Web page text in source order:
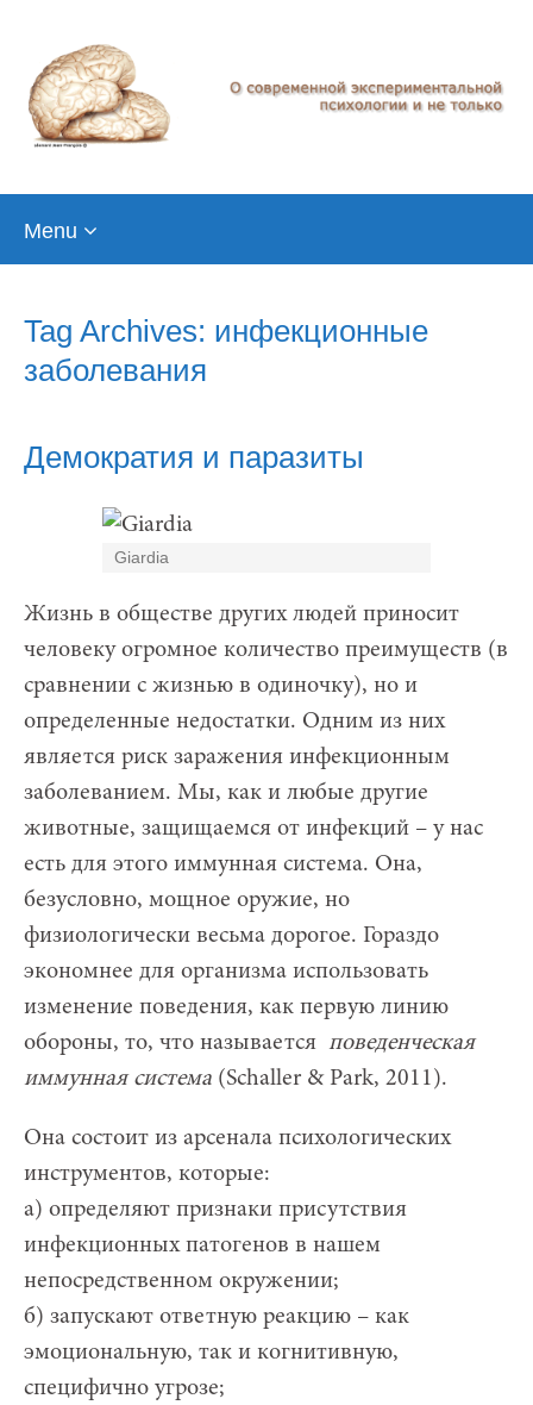
Menu
Tag Archives: инфекционные
заболевания
Демократия и паразиты
Giardia
Жизнь в обществе других людей приносит
человеку огромное количество преимуществ (в
сравнении с жизнью в одиночку), но и
определенные недостатки. Одним из них
является риск заражения инфекционным
заболеванием. Мы, как и любые другие
животные, защищаемся от инфекций – у нас
есть для этого иммунная система. Она,
безусловно, мощное оружие, но
физиологически весьма дорогое. Гораздо
экономнее для организма использовать
изменение поведения, как первую линию
обороны, то, что называется поведенческая
иммунная система (Schaller & Park, 2011).
Она состоит из арсенала психологических
инструментов, которые:
а) определяют признаки присутствия
инфекционных патогенов в нашем
непосредственном окружении;
б) запускают ответную реакцию – как
эмоциональную, так и когнитивную,
специфично угрозе;